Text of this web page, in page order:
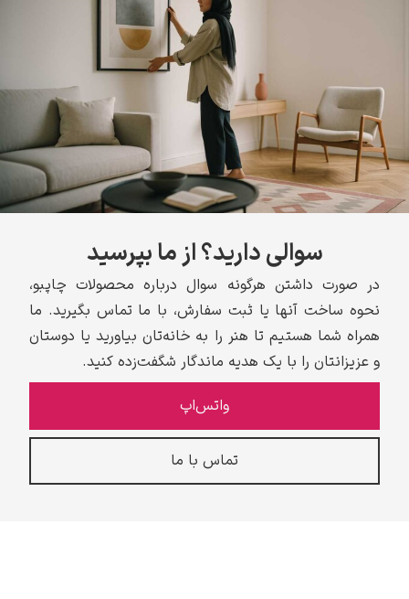
سوالی دارید؟ از ما بپرسید
در صورت داشتن هرگونه سوال درباره محصولات چاپبو،
نحوه ساخت آنها یا ثبت سفارش، با ما تماس بگیرید. ما
همراه شما هستیم تا هنر را به خانه‌تان بیاورید یا دوستان
و عزیزانتان را با یک هدیه ماندگار شگفت‌زده کنید.
واتس‌اپ
تماس با ما